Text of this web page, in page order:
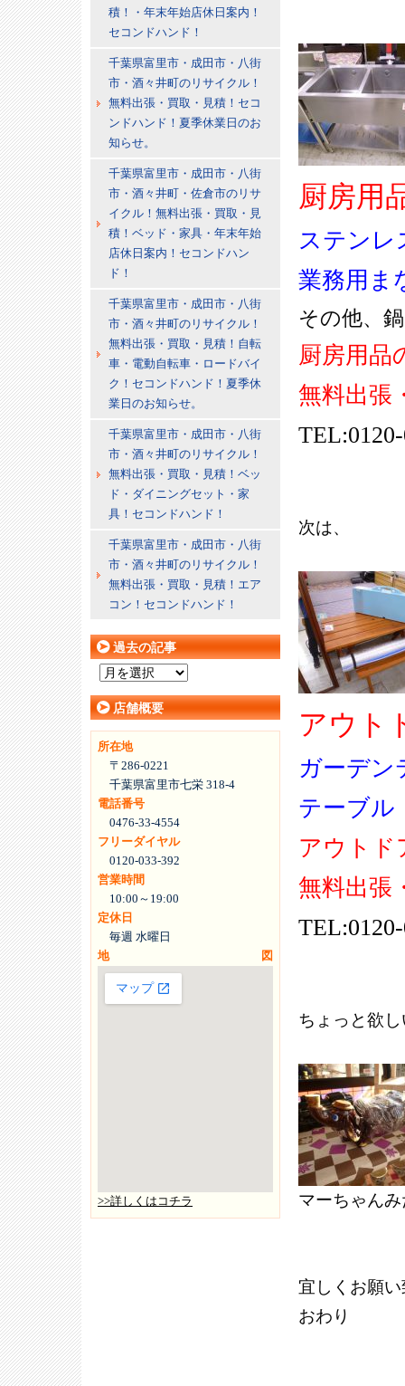
厨房用
ステンレ
業務用ま
その他、
厨房用品
無料出張
次は、
アウト
ガーデン
テーブル
アウトド
無料出張
ちょっと欲
マーちゃん
宜しくお願
おわり
積！・年末年始店休日案内！
セコンドハンド！
千葉県富里市・成田市・八街
市・酒々井町のリサイクル！
無料出張・買取・見積！セコ
ンドハンド！夏季休業日のお
知らせ。
千葉県富里市・成田市・八街
市・酒々井町・佐倉市のリサ
イクル！無料出張・買取・見
積！ベッド・家具・年末年始
店休日案内！セコンドハン
ド！
千葉県富里市・成田市・八街
市・酒々井町のリサイクル！
無料出張・買取・見積！自転
車・電動自転車・ロードバイ
ク！セコンドハンド！夏季休
業日のお知らせ。
千葉県富里市・成田市・八街
市・酒々井町のリサイクル！
無料出張・買取・見積！ベッ
ド・ダイニングセット・家
具！セコンドハンド！
千葉県富里市・成田市・八街
市・酒々井町のリサイクル！
無料出張・買取・見積！エア
コン！セコンドハンド！
過去の記事
の
記
事
店舗概要
所在地
〒286-0221
千葉県富里市七栄 318-4
電話番号
0476-33-4554
フリーダイヤル
0120-033-392
営業時間
10:00～19:00
定休日
毎週 水曜日
地図
>>詳しくはコチラ